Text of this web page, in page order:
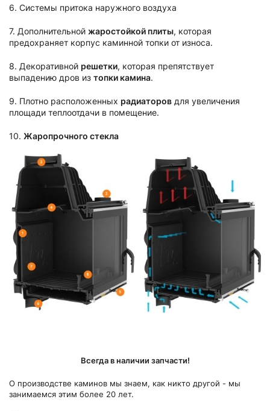
6. Системы притока наружного воздуха
7. Дополнительной жаростойкой плиты, которая
предохраняет корпус каминной топки от износа.
8. Декоративной решетки, которая препятствует
выпадению дров из топки камина.
9. Плотно расположенных радиаторов для увеличения
площади теплоотдачи в помещение.
10. Жаропрочного стекла
Всегда в наличии запчасти!
О производстве каминов мы знаем, как никто другой - мы
занимаемся этим более 20 лет.